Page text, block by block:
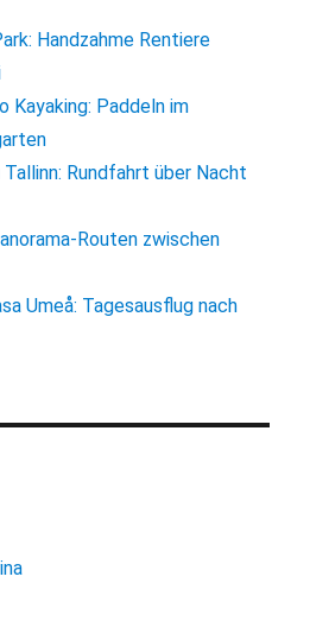
Handzahme Rentiere
Kayaking: Paddeln im
Tallinn: Rundfahrt über Nacht
Routen zwischen
Umeå: Tagesausflug nach